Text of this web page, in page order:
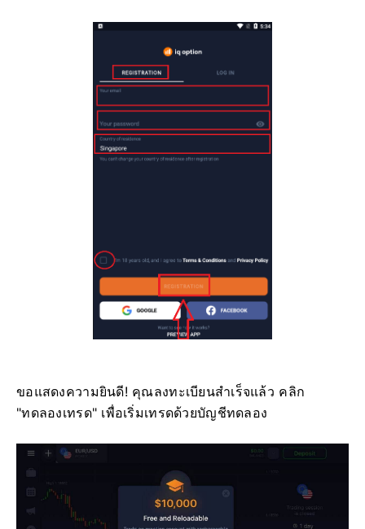
ขอแสดงความยินดี! คุณลงทะเบียนสำเร็จแล้ว คลิก
"ทดลองเทรด" เพื่อเริ่มเทรดด้วยบัญชีทดลอง